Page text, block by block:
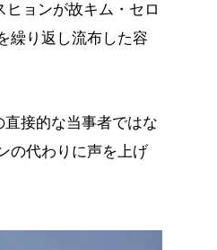
ヒョンが故キム・セロ
繰り返し流布した容
接的な当事者ではな
の代わりに声を上げ